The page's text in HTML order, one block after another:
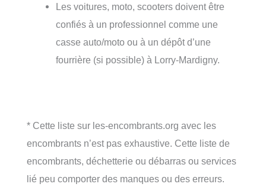
Les voitures, moto, scooters doivent être
confiés à un professionnel comme une
casse auto/moto ou à un dépôt d’une
fourrière (si possible) à Lorry-Mardigny.
* Cette liste sur les-encombrants.org avec les
encombrants n’est pas exhaustive. Cette liste de
encombrants, déchetterie ou débarras ou services
lié peu comporter des manques ou des erreurs.